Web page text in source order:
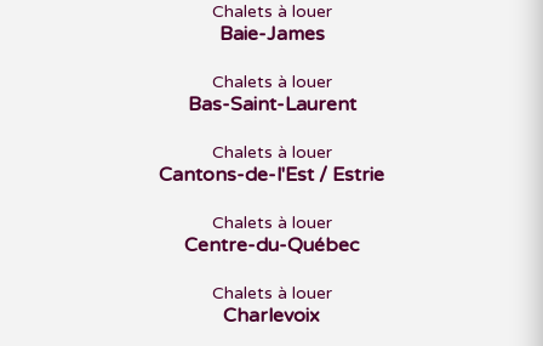
Chalets à louer
Baie-James
Chalets à louer
Bas-Saint-Laurent
Chalets à louer
Cantons-de-l'Est / Estrie
Chalets à louer
Centre-du-Québec
Chalets à louer
Charlevoix